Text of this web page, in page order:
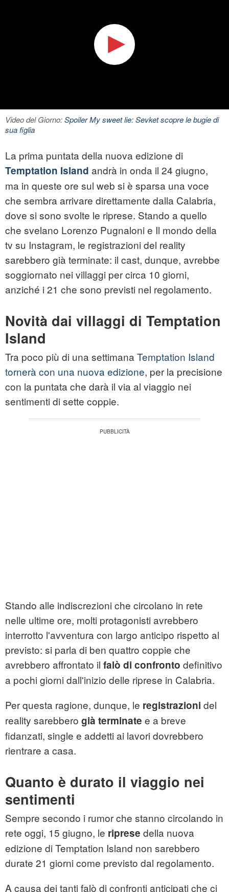
Video del Giorno:Spoiler My sweet lie: Sevket scopre le bugie di
sua figlia
La prima puntata della nuova edizione di
Temptation Island andrà in onda il 24 giugno,
ma in queste ore sul web si è sparsa una voce
che sembra arrivare direttamente dalla Calabria,
dove si sono svolte le riprese. Stando a quello
che svelano Lorenzo Pugnaloni e Il mondo della
tv su Instagram, le registrazioni del reality
sarebbero già terminate: il cast, dunque, avrebbe
soggiornato nei villaggi per circa 10 giorni,
anziché i 21 che sono previsti nel regolamento.
Novità dai villaggi di Temptation
Island
Tra poco più di una settimana Temptation Island
tornerà con una nuova edizione, per la precisione
con la puntata che darà il via al viaggio nei
sentimenti di sette coppie.
Stando alle indiscrezioni che circolano in rete
nelle ultime ore, molti protagonisti avrebbero
interrotto l'avventura con largo anticipo rispetto al
previsto: si parla di ben quattro coppie che
avrebbero affrontato il falò di confronto definitivo
a pochi giorni dall'inizio delle riprese in Calabria.
Per questa ragione, dunque, le registrazioni del
reality sarebbero già terminate e a breve
fidanzati, single e addetti ai lavori dovrebbero
rientrare a casa.
Quanto è durato il viaggio nei
sentimenti
Sempre secondo i rumor che stanno circolando in
rete oggi, 15 giugno, le riprese della nuova
edizione di Temptation Island non sarebbero
durate 21 giorni come previsto dal regolamento.
A causa dei tanti falò di confronti anticipati che ci